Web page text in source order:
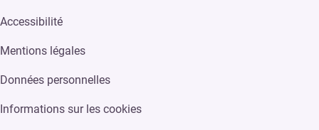
Accessibilité
Mentions légales
Données personnelles
Informations sur les cookies